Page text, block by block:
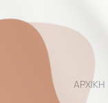
ΑΡΧΙΚΗ